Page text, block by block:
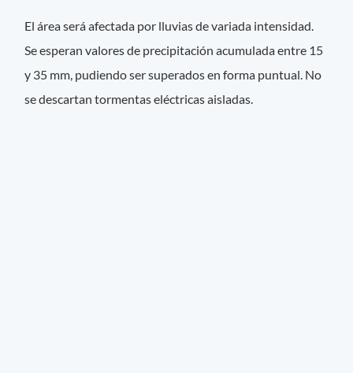
El área será afectada por lluvias de variada intensidad.
Se esperan valores de precipitación acumulada entre 15
y 35 mm, pudiendo ser superados en forma puntual. No
se descartan tormentas eléctricas aisladas.